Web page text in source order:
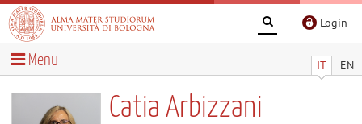
Login
IT EN
Menu
Catia Arbizzani